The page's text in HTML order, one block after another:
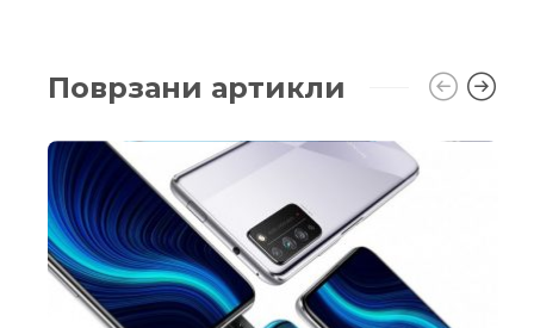
Поврзани артикли